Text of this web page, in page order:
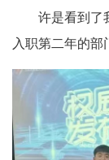
许是看到了
入职第二年的部